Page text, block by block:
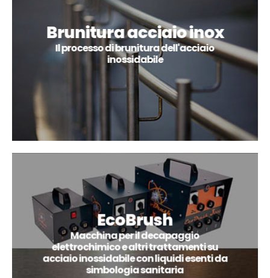
Brunitura acciaio inox
Il processo di brunitura dell'acciaio
inossidabile
EcoBrush
Macchina per il decapaggio
elettrochimico e altri trattamenti su
acciaio inossidabile con liquidi esenti da
simbologia sanitaria